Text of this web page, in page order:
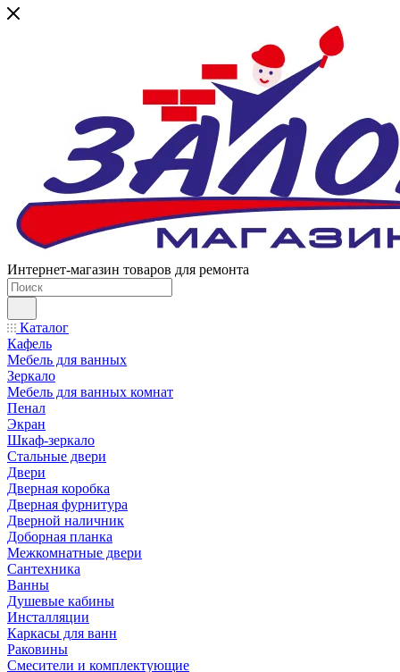
Интернет-магазин товаров для ремонта
Каталог
Кафель
Мебель для ванных
Зеркало
Мебель для ванных комнат
Пенал
Экран
Шкаф-зеркало
Стальные двери
Двери
Дверная коробка
Дверная фурнитура
Дверной наличник
Доборная планка
Межкомнатные двери
Сантехника
Ванны
Душевые кабины
Инсталляции
Каркасы для ванн
Раковины
Смесители и комплектующие